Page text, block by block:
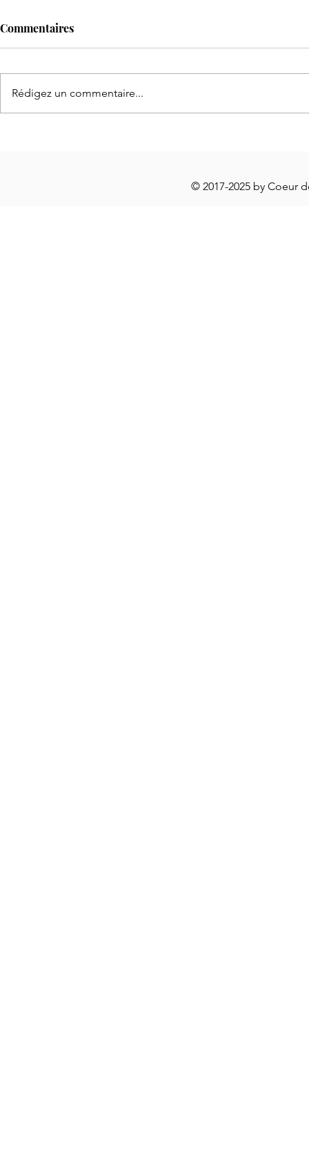
Commentaires
Rédigez un commentaire...
© 2017-2025 by Coeur